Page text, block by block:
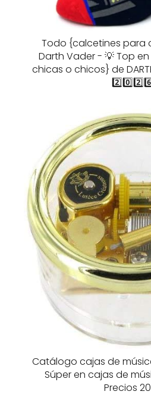
Todo {calcetines para
Darth Vader - 💡 Top
chicas o chicos} de
Catálogo cajas de
Súper en cajas de
Precios